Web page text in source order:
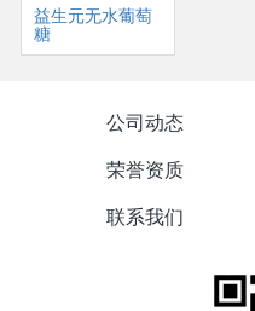
益生元无水葡萄
糖
公司动态
荣誉资质
联系我们